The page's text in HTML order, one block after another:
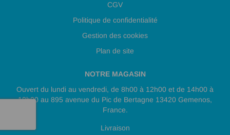
CGV
Politique de confidentialité
Gestion des cookies
Plan de site
NOTRE MAGASIN
Ouvert du lundi au vendredi, de 8h00 à 12h00 et de 14h00 à
18h00 au 895 avenue du Pic de Bertagne 13420 Gemenos,
France.
Livraison